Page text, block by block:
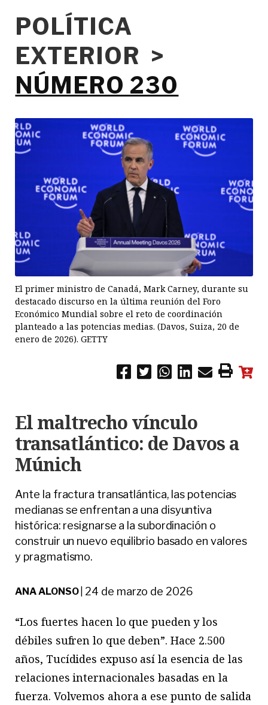
POLÍTICA
EXTERIOR >
NÚMERO 230
El primer ministro de Canadá, Mark Carney, durante su
destacado discurso en la última reunión del Foro
Económico Mundial sobre el reto de coordinación
planteado a las potencias medias. (Davos, Suiza, 20 de
enero de 2026). GETTY
El maltrecho vínculo
transatlántico: de Davos a
Múnich
Ante la fractura transatlántica, las potencias
medianas se enfrentan a una disyuntiva
histórica: resignarse a la subordinación o
construir un nuevo equilibrio basado en valores
y pragmatismo.
ANA ALONSO| 24 de marzo de 2026
“Los fuertes hacen lo que pueden y los
débiles sufren lo que deben”. Hace 2.500
años, Tucídides expuso así la esencia de las
relaciones internacionales basadas en la
fuerza. Volvemos ahora a ese punto de salida